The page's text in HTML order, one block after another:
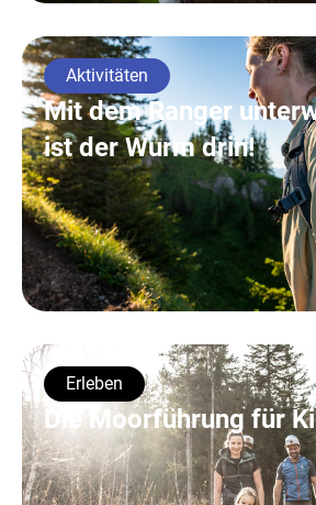
Aktivitäten
Mit dem Ranger
ist der Wurm drin!
Erleben
Die Moorführung für